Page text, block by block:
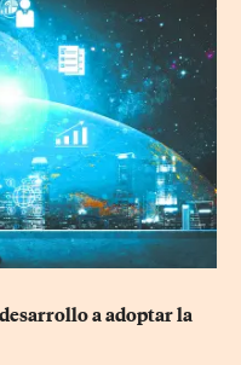
a adoptar la